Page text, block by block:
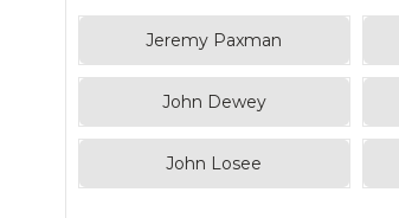
Jeremy Paxman
John Dewey
John Losee